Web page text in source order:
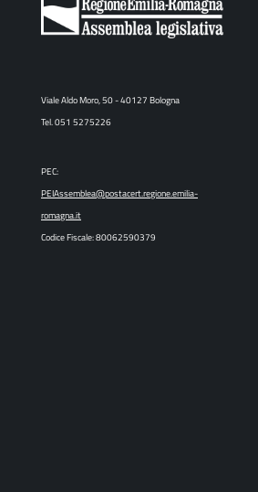
Viale Aldo Moro, 50 - 40127 Bologna
Tel. 051 5275226
PEC:
PEIAssemblea@postacert.regione.emilia-
romagna.it
Codice Fiscale: 80062590379